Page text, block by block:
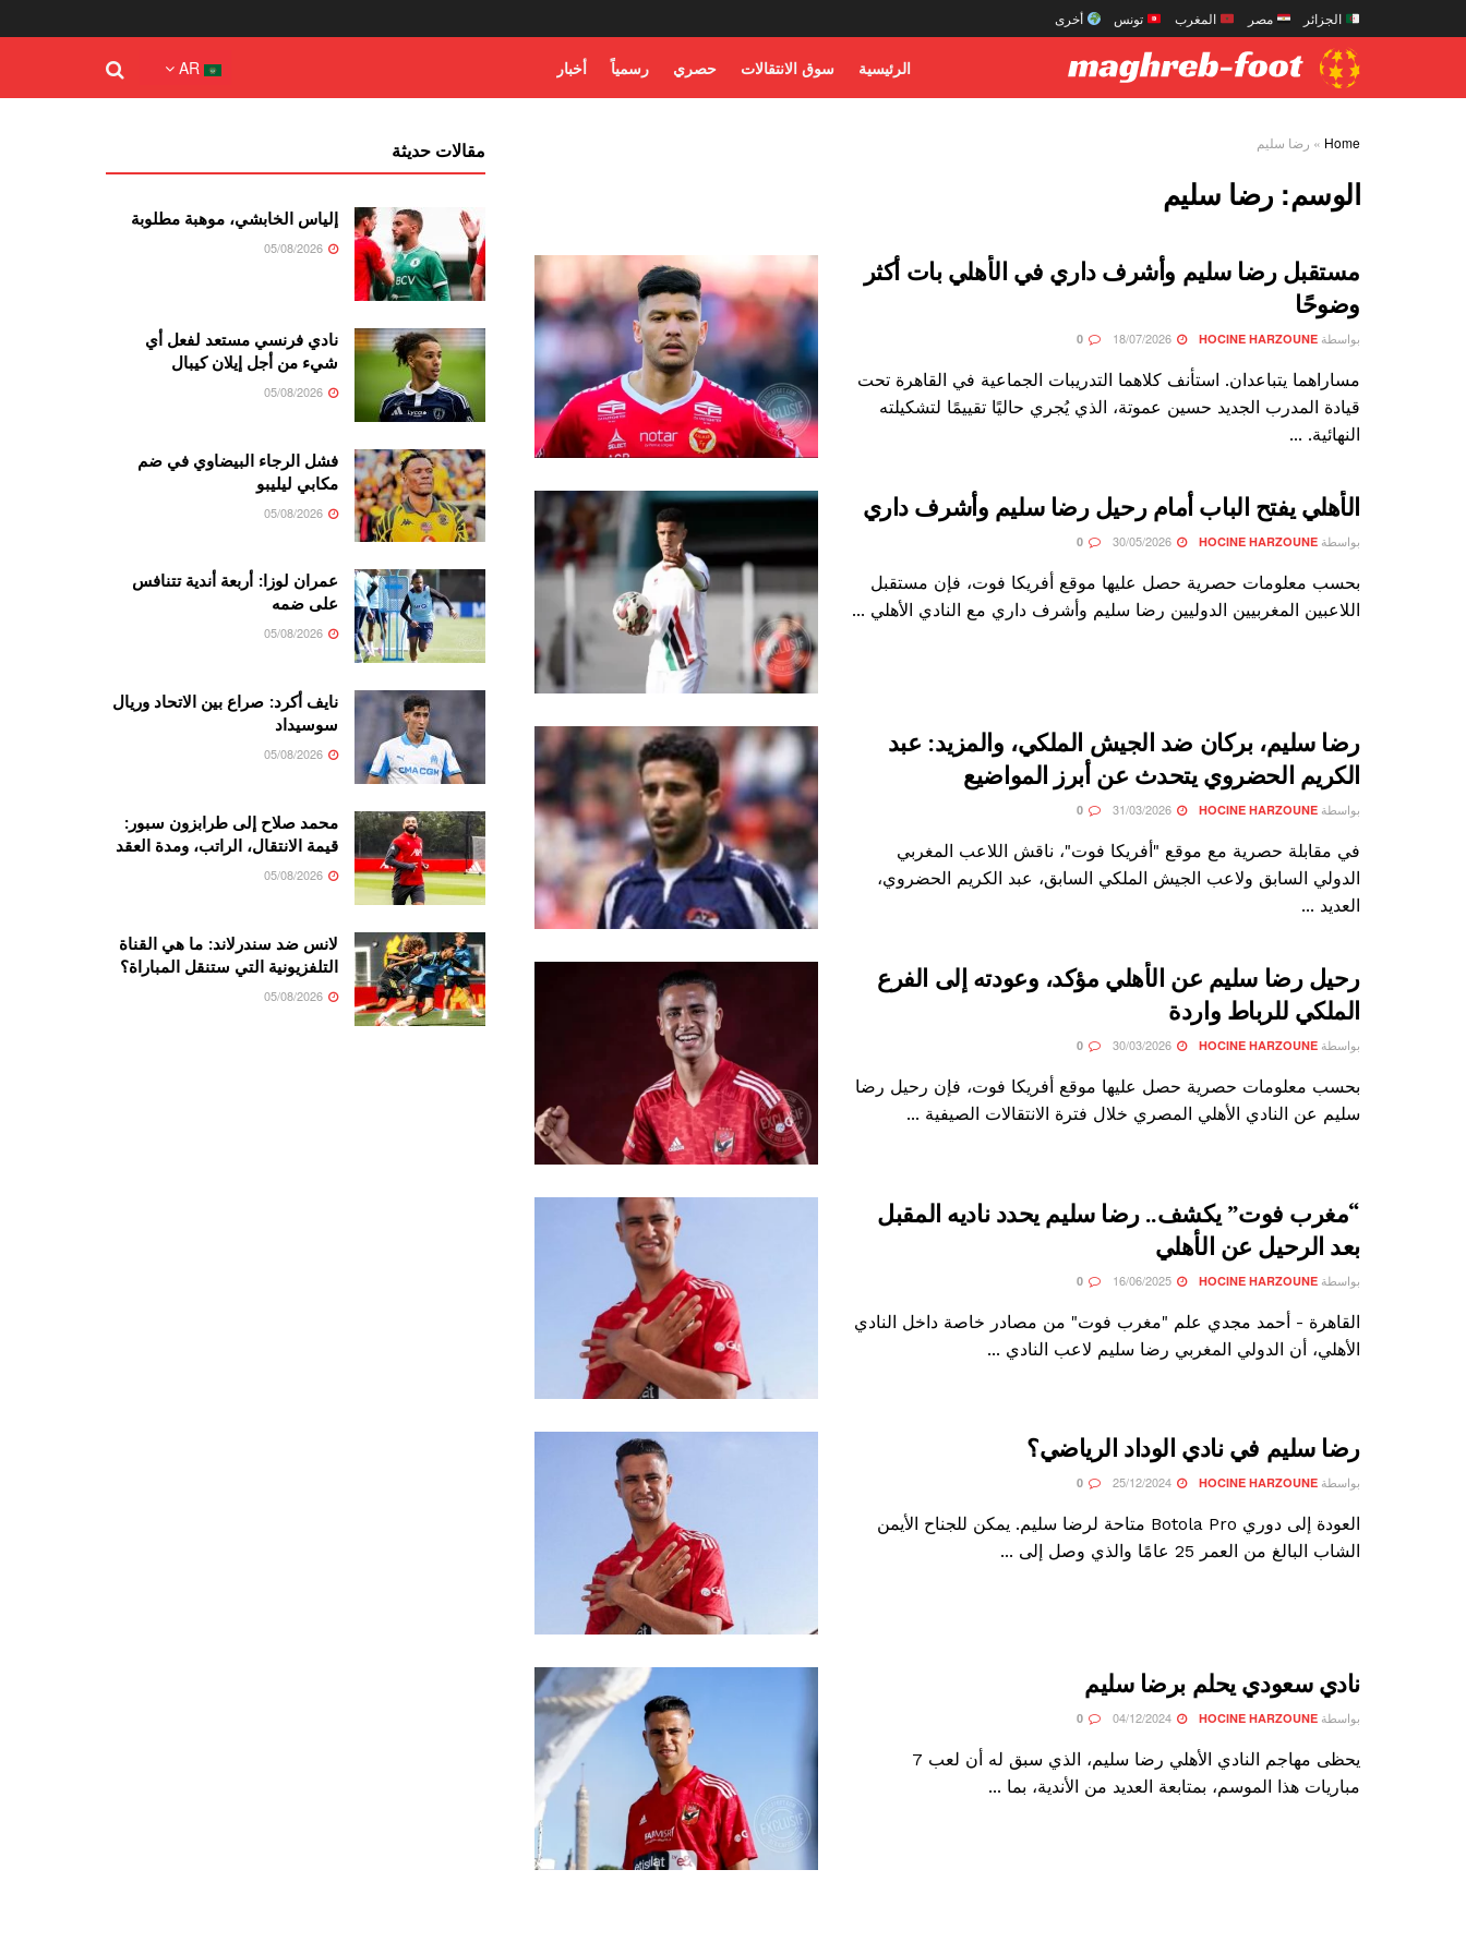
الجزائر مصر المغرب تونس أخرى
الرئيسية سوق الانتقالات حصري رسمياً أخبار AR
Home
» رضا سليم
الوسم: رضا سليم
مستقبل رضا سليم وأشرف داري في الأهلي بات أكثر
وضوحًا
بواسطة HOCINE HARZOUNE
مساراهما يتباعدان. استأنف كلاهما التدريبات الجماعية في القاهرة تحت
قيادة المدرب الجديد حسين عموتة، الذي يُجري حاليًا تقييمًا لتشكيلته
النهائية. ...
الأهلي يفتح الباب أمام رحيل رضا سليم وأشرف داري
بواسطة HOCINE HARZOUNE
بحسب معلومات حصرية حصل عليها موقع أفريكا فوت، فإن مستقبل
اللاعبين المغربيين الدوليين رضا سليم وأشرف داري مع النادي الأهلي ...
رضا سليم، بركان ضد الجيش الملكي، والمزيد: عبد
الكريم الحضروي يتحدث عن أبرز المواضيع
بواسطة HOCINE HARZOUNE
في مقابلة حصرية مع موقع "أفريكا فوت"، ناقش اللاعب المغربي
الدولي السابق ولاعب الجيش الملكي السابق، عبد الكريم الحضروي،
العديد ...
رحيل رضا سليم عن الأهلي مؤكد، وعودته إلى الفرع
الملكي للرباط واردة
بواسطة HOCINE HARZOUNE
بحسب معلومات حصرية حصل عليها موقع أفريكا فوت، فإن رحيل رضا
سليم عن النادي الأهلي المصري خلال فترة الانتقالات الصيفية ...
“مغرب فوت” يكشف.. رضا سليم يحدد ناديه المقبل
بعد الرحيل عن الأهلي
بواسطة HOCINE HARZOUNE
القاهرة - أحمد مجدي علم "مغرب فوت" من مصادر خاصة داخل النادي
الأهلي، أن الدولي المغربي رضا سليم لاعب النادي ...
رضا سليم في نادي الوداد الرياضي؟
بواسطة HOCINE HARZOUNE
العودة إلى دوري Botola Pro متاحة لرضا سليم. يمكن للجناح الأيمن
الشاب البالغ من العمر 25 عامًا والذي وصل إلى ...
نادي سعودي يحلم برضا سليم
بواسطة HOCINE HARZOUNE
يحظى مهاجم النادي الأهلي رضا سليم، الذي سبق له أن لعب 7
مباريات هذا الموسم، بمتابعة العديد من الأندية، بما ...
مقالات حديثة
إلياس الخابشي، موهبة مطلوبة
نادي فرنسي مستعد لفعل أي
شيء من أجل إيلان كيبال
فشل الرجاء البيضاوي في ضم
مكابي ليليبو
عمران لوزا: أربعة أندية تتنافس
على ضمه
نايف أكرد: صراع بين الاتحاد وريال
سوسيداد
محمد صلاح إلى طرابزون سبور:
قيمة الانتقال، الراتب، ومدة العقد
لانس ضد سندرلاند: ما هي القناة
التلفزيونية التي ستنقل المباراة؟